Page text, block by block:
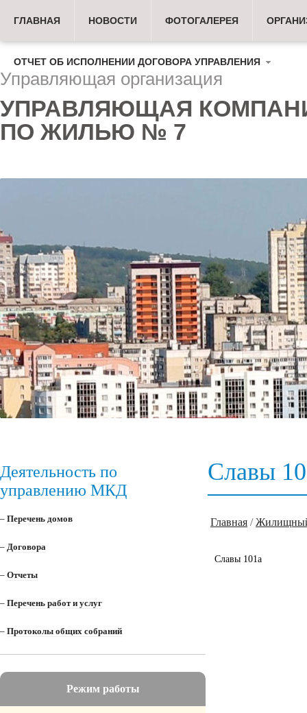
ГЛАВНАЯ НОВОСТИ ФОТОГАЛЕРЕЯ
ОТЧЕТ ОБ ИСПОЛНЕНИИ ДОГОВОРА УПРАВЛЕНИЯ
Управляющая организация
УПРАВЛЯЮЩАЯ
ПО ЖИЛЬЮ № 7
Деятельность по
управлению МКД
– Перечень домов
– Договора
– Отчеты
– Перечень работ и услуг
– Протоколы общих собраний
Режим работы
Славы
Главная /
Славы 101а